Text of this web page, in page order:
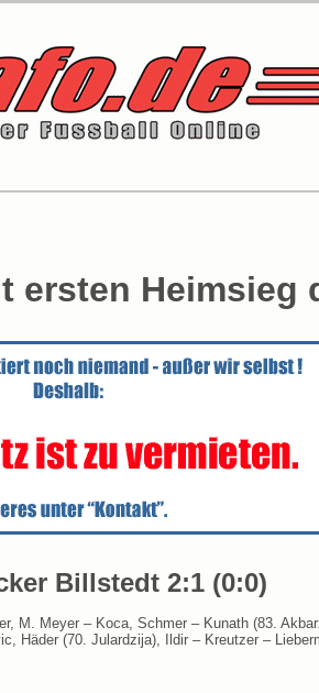
ersten Heimsieg
Billstedt 2:1 (0:0)
M. Meyer – Koca, Schmer – Kunath (83.
Häder (70. Julardzija), Ildir – Kreutzer –